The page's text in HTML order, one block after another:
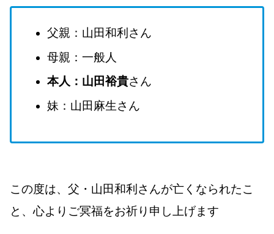
父親：山田和利さん
母親：一般人
本人：山田裕貴さん
妹：山田麻生さん
この度は、父・山田和利さんが亡くなられたこ
と、心よりご冥福をお祈り申し上げます